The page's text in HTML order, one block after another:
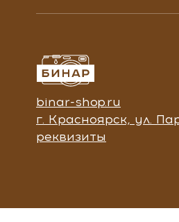
binar-shop.ru
г. Красноярск, ул.
реквизиты